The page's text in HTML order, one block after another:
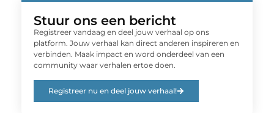
Stuur ons een bericht
Registreer vandaag en deel jouw verhaal op ons
platform. Jouw verhaal kan direct anderen inspireren en
verbinden. Maak impact en word onderdeel van een
community waar verhalen ertoe doen.
Registreer nu en deel jouw verhaal!